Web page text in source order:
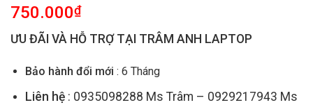
Rated
5.00
out of 5
based on
1
customer
750.000₫
ƯU ĐÃI VÀ HỖ TRỢ TẠI TRÂM ANH LAPTOP
Bảo hành đổi mới : 6 Tháng
Liên hệ: 0935098288 Ms Trâm – 0929217943 Ms